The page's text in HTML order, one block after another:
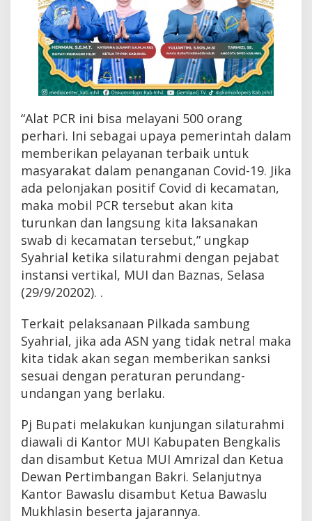
u
k
s
i
k
a
n
D
n
a
K
e
s
e
h
a
t
a
n
T
a
a
2
M
o
b
i
P
C
R
“Alat PCR ini bisa melayani 500 orang
perhari. Ini sebagai upaya pemerintah dalam
memberikan pelayanan terbaik untuk
masyarakat dalam penanganan Covid-19. Jika
ada pelonjakan positif Covid di kecamatan,
maka mobil PCR tersebut akan kita
turunkan dan langsung kita laksanakan
swab di kecamatan tersebut,” ungkap
Syahrial ketika silaturahmi dengan pejabat
instansi vertikal, MUI dan Baznas, Selasa
(29/9/20202). .
Terkait pelaksanaan Pilkada sambung
Syahrial, jika ada ASN yang tidak netral maka
kita tidak akan segan memberikan sanksi
sesuai dengan peraturan perundang-
undangan yang berlaku.
Pj Bupati melakukan kunjungan silaturahmi
diawali di Kantor MUI Kabupaten Bengkalis
dan disambut Ketua MUI Amrizal dan Ketua
Dewan Pertimbangan Bakri. Selanjutnya
Kantor Bawaslu disambut Ketua Bawaslu
Mukhlasin beserta jajarannya.